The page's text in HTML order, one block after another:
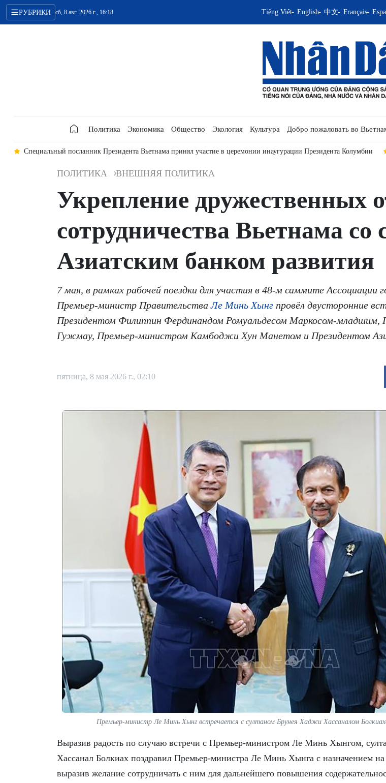
РУБРИКИ сб, 8 авг. 2026 г., 16:18 Tiếng Việt English 中文 Français
Политика Экономика Общество Экология Культура Добро пожаловать во
Специальный посланник Президента Вьетнама принял участие в церемонии инаугурации Президента Колумбии
ПОЛИТИКА ВНЕШНЯЯ ПОЛИТИКА
Укрепление дружественных
сотрудничества Вьетнама
Азиатским банком развития
7 мая, в рамках рабочей поездки для участия в 48-м саммите
Премьер-министр ПравительстваЛе Минь Хынг провёл двусторонние
Президентом Филиппин Фердинандом Ромуальдесом Маркосом-
Гужмау, Премьер-министром Камбоджи Хун Манетом и Президентом
пятница, 8 мая 2026 г., 02:10
Премьер-министр Ле Минь Хынг встречается с султаном Брунея Хаджи Хассаналом
Выразив радость по случаю встречи с Премьер-министром Ле Минь Хынгом,
Хассанал Болкиах поздравил Премьер-министра Ле Минь Хынга с назначением
выразив желание сотрудничать с ним для дальнейшего повышения